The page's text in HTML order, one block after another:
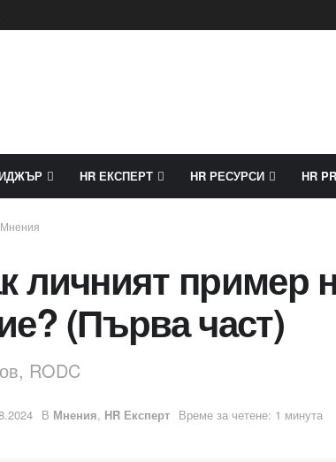
HR ЕКСПЕРТ HR РЕСУРСИ HR
Мнения
личният пример
(Първа част)
RODC
В Мнения, HR Експерт Време за четене: 1 минута